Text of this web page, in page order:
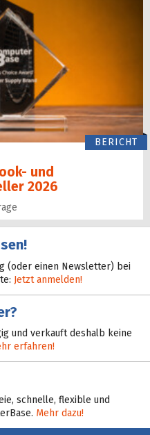
BERICHT
und
2026
(oder einen Newsletter) bei
Jetzt anmelden!
und verkauft deshalb keine
erfahren!
schnelle, flexible und
Mehr dazu!